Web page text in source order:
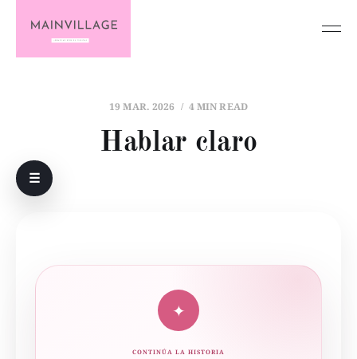
19 MAR. 2026 4 MIN READ
Hablar claro
☰
✦
CONTINÚA LA HISTORIA